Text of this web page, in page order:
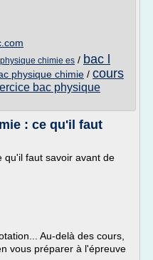
chimie es / bac l
physique chimie / cours
bac physique
: ce qu'il faut
qu'il faut savoir avant de
Au-delà des cours,
vous préparer à l'épreuve